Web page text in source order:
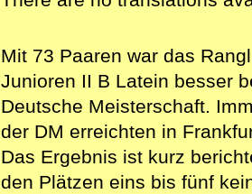
Mit 73 Paaren war das
Junioren II B Latein besser
Deutsche Meisterschaft.
der DM erreichten in
Das Ergebnis ist kurz
den Plätzen eins bis fünf